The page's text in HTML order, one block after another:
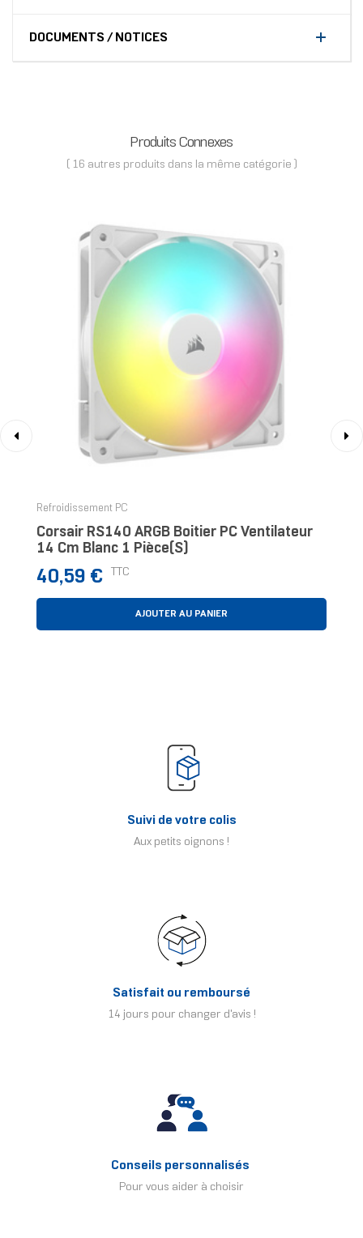
DOCUMENTS / NOTICES
Produits Connexes
( 16 autres produits dans la même catégorie )
Refroidissement PC
Corsair RS140 ARGB Boitier PC Ventilateur
14 Cm Blanc 1 Pièce(s)
Prix
40,59 € TTC
AJOUTER AU PANIER
Suivi de votre colis
Aux petits oignons !
Satisfait ou remboursé
14 jours pour changer d'avis !
Conseils personnalisés
Pour vous aider à choisir